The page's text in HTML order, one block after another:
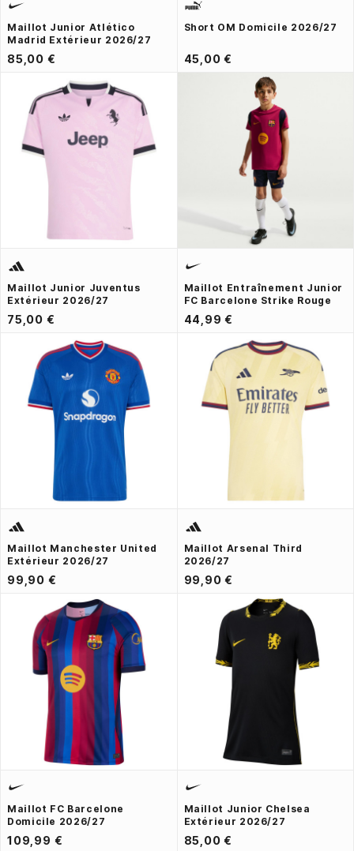
Maillot Junior Atlético
Madrid Extérieur 2026/27
85,00 €
Short OM Domicile 2026/27
45,00 €
Maillot Junior Juventus
Extérieur 2026/27
75,00 €
Maillot Entraînement Junior
FC Barcelone Strike Rouge
44,99 €
Maillot Manchester United
Extérieur 2026/27
99,90 €
Maillot Arsenal Third
2026/27
99,90 €
Maillot FC Barcelone
Domicile 2026/27
109,99 €
Maillot Junior Chelsea
Extérieur 2026/27
85,00 €